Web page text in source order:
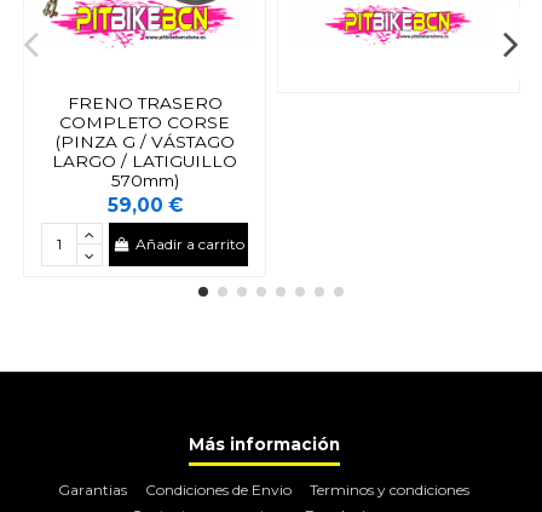
FRENO TRASERO
COMPLETO CORSE
(PINZA G / VÁSTAGO
LARGO / LATIGUILLO
570mm)
59,00 €
Añadir a carrito
Más información
Garantias Condiciones de Envio
Terminos y condiciones